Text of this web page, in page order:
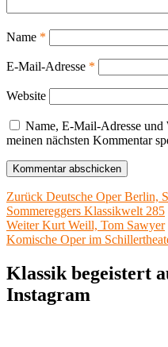
Name *
E-Mail-Adresse *
Website
Name, E-Mail-Adresse und
meinen nächsten Kommentar
Beitragsnavigation
Zurück Vorheriger
Beitrag:
Deutsche Oper Berlin,
Sommereggers Klassikwelt 285
Weiter Nächster
Beitrag:
Kurt Weill, Tom Sawyer
Komische Oper im
Klassik begeistert
Instagram